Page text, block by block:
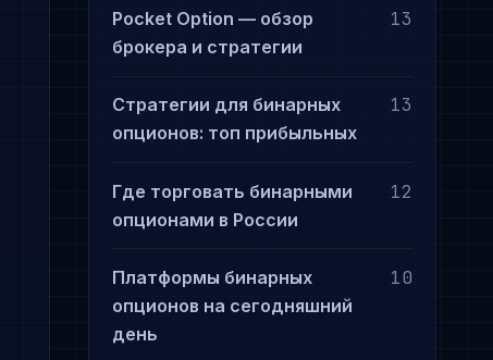
Pocket Option — обзор
брокера и стратегии
13
Стратегии для бинарных
опционов: топ прибыльных
13
Где торговать бинарными
опционами в России
12
Платформы бинарных
опционов на сегодняшний
день
10